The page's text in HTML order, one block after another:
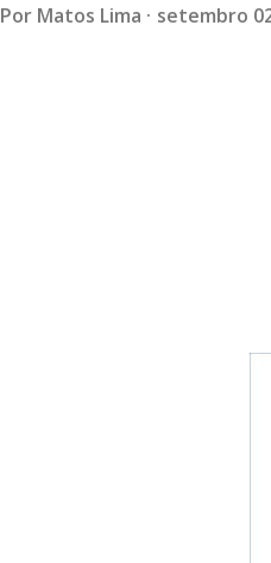
Por Matos Lima setembro